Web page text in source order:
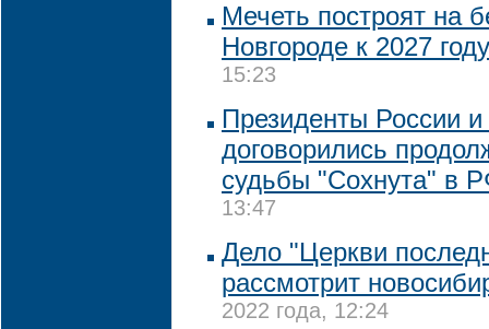
Мечеть построят на
Новгороде к 2027 году
15:23
Президенты России
договорились
судьбы "Сохнута" в
13:47
Дело "Церкви
рассмотрит
2022 года, 12:24